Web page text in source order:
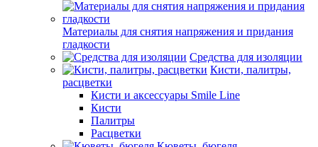
Материалы для снятия напряжения и придания
гладкости
Средства для изоляции
Кисти, палитры,
расцветки
Кисти и аксессуары Smile Line
Кисти
Палитры
Расцветки